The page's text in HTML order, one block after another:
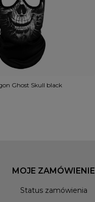
Ghost Skull black
MOJE ZAMÓWIENIE
Status zamówienia